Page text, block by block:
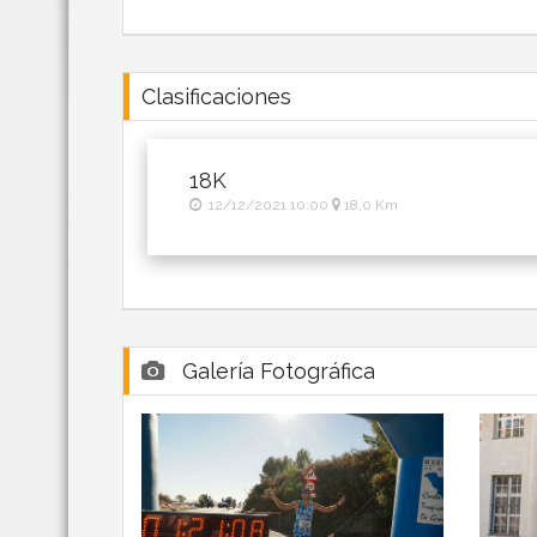
Clasificaciones
18K
12/12/2021 10:00 18,0 Km
Galería Fotográfica